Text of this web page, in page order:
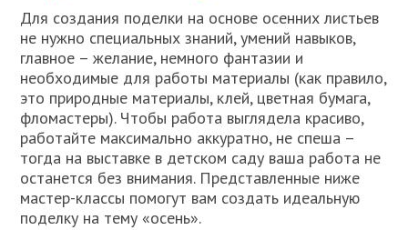
Для создания поделки на основе осенних листьев
не нужно специальных знаний, умений навыков,
главное – желание, немного фантазии и
необходимые для работы материалы (как правило,
это природные материалы, клей, цветная бумага,
фломастеры). Чтобы работа выглядела красиво,
работайте максимально аккуратно, не спеша –
тогда на выставке в детском саду ваша работа не
останется без внимания. Представленные ниже
мастер-классы помогут вам создать идеальную
поделку на тему «осень».